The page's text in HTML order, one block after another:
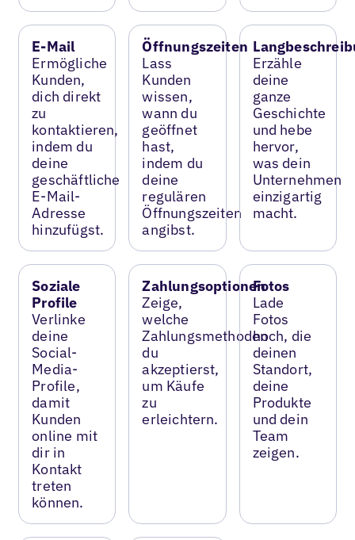
E-Mail
Ermögliche
Kunden,
dich direkt
zu
kontaktieren,
indem du
deine
geschäftliche
E-Mail-
Adresse
hinzufügst.
Öffnungszeiten
Lass
Kunden
wissen,
wann du
geöffnet
hast,
indem du
deine
regulären
Öffnungszeiten
angibst.
Erzähle
deine
ganze
Geschichte
und hebe
hervor,
was dein
Unternehmen
einzigartig
macht.
Soziale
Profile
Verlinke
deine
Social-
Media-
Profile,
damit
Kunden
online mit
dir in
Kontakt
treten
können.
Zahlungsoptionen
Zeige,
welche
Zahlungsmethoden
du
akzeptierst,
um Käufe
zu
erleichtern.
Fotos
Lade
Fotos
hoch, die
deinen
Standort,
deine
Produkte
und dein
Team
zeigen.